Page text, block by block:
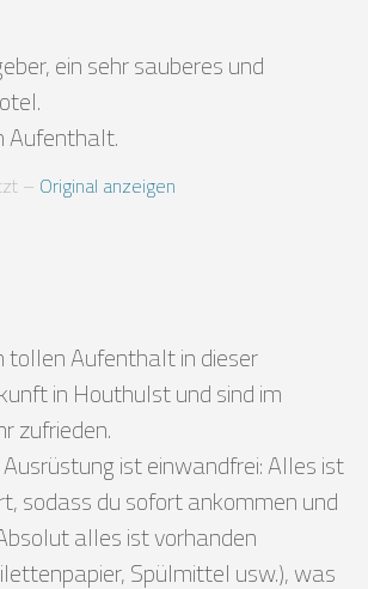
ein sehr sauberes und
Aufenthalt.
– Original anzeigen
tollen Aufenthalt in dieser
in Houthulst und sind im
zufrieden.
ist einwandfrei: Alles ist
sodass du sofort ankommen und
alles ist vorhanden
Spülmittel usw.), was